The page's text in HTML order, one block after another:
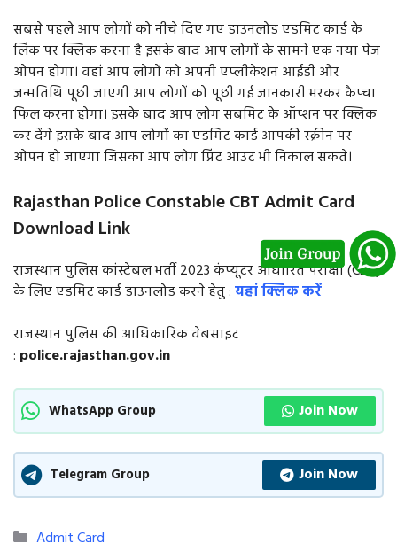
सबसे पहले आप लोगों को नीचे दिए गए डाउनलोड एडमिट कार्ड के
लिंक पर क्लिक करना है इसके बाद आप लोगों के सामने एक नया पेज
ओपन होगा। वहां आप लोगों को अपनी एप्लीकेशन आईडी और
जन्मतिथि पूछी जाएगी आप लोगों को पूछी गई जानकारी भरकर कैप्चा
फिल करना होगा। इसके बाद आप लोग सबमिट के ऑप्शन पर क्लिक
कर देंगे इसके बाद आप लोगों का एडमिट कार्ड आपकी स्क्रीन पर
ओपन हो जाएगा जिसका आप लोग प्रिंट आउट भी निकाल सकते।
Rajasthan Police Constable CBT Admit Card
Download Link
राजस्थान पुलिस कांस्टेबल भर्ती 2023 कंप्यूटर आधारित परीक्षा (CBT)
के लिए एडमिट कार्ड डाउनलोड करने हेतु :यहां क्लिक करें
राजस्थान पुलिस की आधिकारिक वेबसाइट
: police.rajasthan.gov.in
WhatsApp Group Join Now
Telegram Group Join Now
Categories